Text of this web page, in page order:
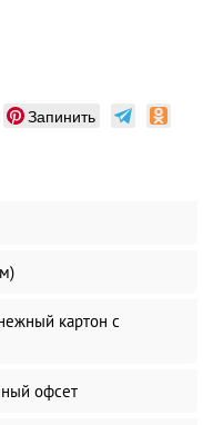
Запинить
картон с
офсет